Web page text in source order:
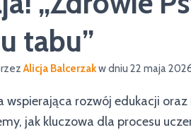
tabu”
Alicja Balcerzakw dniu 22 maja
wspierająca rozwój edukacji
jak kluczowa dla procesu